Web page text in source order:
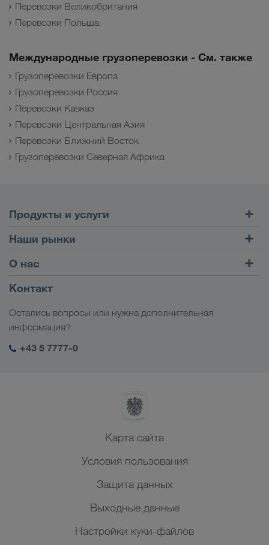
Перевозки Великобритания
Перевозки Польша
Международные грузоперевозки - См. также
Грузоперевозки Европа
Грузоперевозки Россия
Перевозки Кавказ
Перевозки Центральная Азия
Перевозки Ближний Восток
Грузоперевозки Северная Африка
Продукты и услуги
Автомобильные перевозки
Клиентский портал CONNECT
Цифровые решения
Мой вход в систему LKW WALTER
Наши рынки
Европа
Кавказ
Центральная Азия
Ближний Восток
Северная Африка
О нас
Информация о компании
Социальная ответственность
Контакт
Остались вопросы или нужна дополнительная
информация?
+43 5 7777-0
Карта сайта
Условия пользования
Защита данных
Выходные данные
Настройки куки-файлов